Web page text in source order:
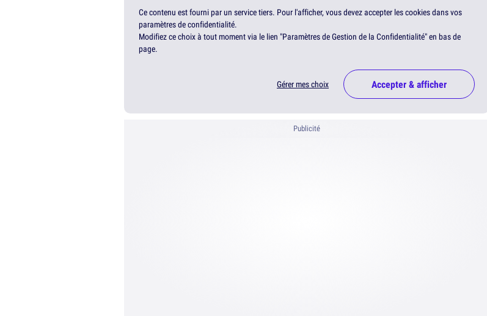
Ce contenu est fourni par un service tiers. Pour l'afficher, vous devez accepter les cookies dans vos
paramètres de confidentialité.
Modifiez ce choix à tout moment via le lien "Paramètres de Gestion de la Confidentialité" en bas de
page.
Gérer mes choix Accepter & afficher
Publicité